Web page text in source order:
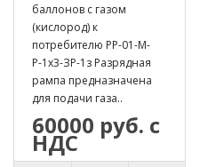
баллонов с газом
(кислород) к
потребителю РР-01-М-
Р-1х3-ЗР-1з Разрядная
рампа предназначена
для подачи газа..
60000 руб. с
НДС